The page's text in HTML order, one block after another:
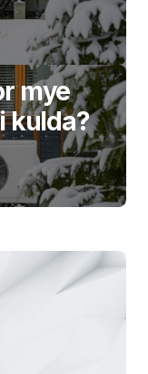
mye
kulda?